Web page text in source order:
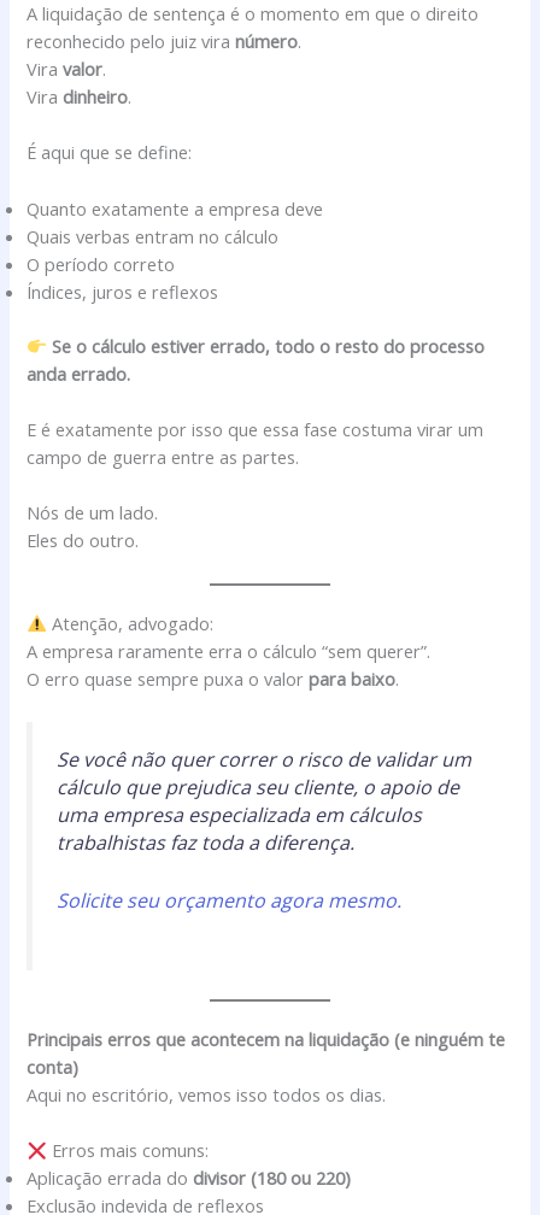
A liquidação de sentença é o momento em que o direito
reconhecido pelo juiz viranúmero.
Viravalor.
Vira dinheiro.
É aqui que se define:
Quanto exatamente a empresa deve
Quais verbas entram no cálculo
O período correto
Índices, juros e reflexos
Se o cálculo estiver errado, todo o resto do processo
anda errado.
E é exatamente por isso que essa fase costuma virar um
campo de guerra entre as partes.
Nós de um lado.
Eles do outro.
Atenção, advogado:
A empresa raramente erra o cálculo “sem querer”.
O erro quase sempre puxa o valorpara baixo.
Se você não quer correr o risco de validar um
cálculo que prejudica seu cliente, o apoio de
uma empresa especializada em cálculos
trabalhistas faz toda a diferença.
Solicite seu orçamento agora mesmo.
Principais erros que acontecem na liquidação (e ninguém te
conta)
Aqui no escritório, vemos isso todos os dias.
Erros mais comuns:
Aplicação errada do divisor (180 ou 220)
Exclusão indevida de reflexos